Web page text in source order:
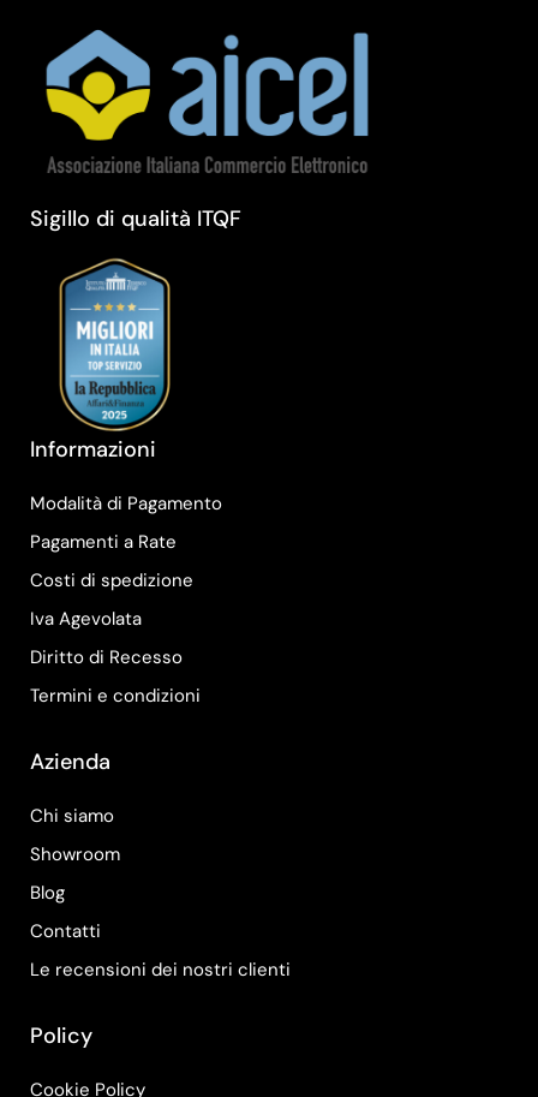
Sigillo di qualità ITQF
Informazioni
Modalità di Pagamento
Pagamenti a Rate
Costi di spedizione
Iva Agevolata
Diritto di Recesso
Termini e condizioni
Azienda
Chi siamo
Showroom
Blog
Contatti
Le recensioni dei nostri clienti
Policy
Cookie Policy